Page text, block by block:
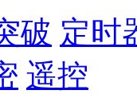
破 定时
遥控